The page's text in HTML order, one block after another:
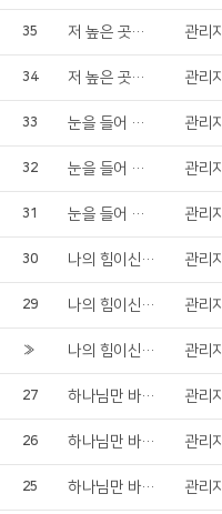
35 저 높은 곳을 향하여 관리
34 저 높은 곳을 향하여 관리
33 눈을 들어 산을 보니 관리
32 눈을 들어 산을 보니 관리
31 눈을 들어 산을 보니 관리
30 나의 힘이신 여호와여 관리
29 나의 힘이신 여호와여 관리
» 나의 힘이신 여호와여 관리
27 하나님만 바라보라 관리
26 하나님만 바라보라 관리
25 하나님만 바라보라 관리